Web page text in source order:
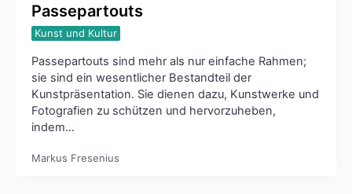
Passepartouts
Kunst und Kultur
Passepartouts sind mehr als nur einfache Rahmen;
sie sind ein wesentlicher Bestandteil der
Kunstpräsentation. Sie dienen dazu, Kunstwerke und
Fotografien zu schützen und hervorzuheben,
indem…
Markus Fresenius